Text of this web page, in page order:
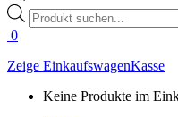
Products
search
0
Zeige EinkaufswagenKasse
Keine Produkte im